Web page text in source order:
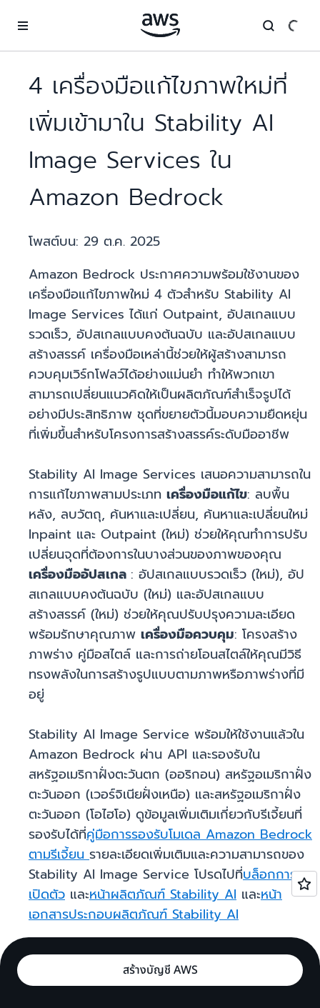
4 เครื่องมือแก้ไขภาพใหม่ที่
เพิ่มเข้ามาใน Stability AI
Image Services ใน
Amazon Bedrock
โพสต์บน: 29 ต.ค. 2025
Amazon Bedrock ประกาศความพร้อมใช้งานของ
เครื่องมือแก้ไขภาพใหม่ 4 ตัวสำหรับ Stability AI
Image Services ได้แก่ Outpaint, อัปสเกลแบบ
รวดเร็ว, อัปสเกลแบบคงต้นฉบับ และอัปสเกลแบบ
สร้างสรรค์ เครื่องมือเหล่านี้ช่วยให้ผู้สร้างสามารถ
ควบคุมเวิร์กโฟลว์ได้อย่างแม่นยำ ทำให้พวกเขา
สามารถเปลี่ยนแนวคิดให้เป็นผลิตภัณฑ์สำเร็จรูปได้
อย่างมีประสิทธิภาพ ชุดที่ขยายตัวนี้มอบความยืดหยุ่น
ที่เพิ่มขึ้นสำหรับโครงการสร้างสรรค์ระดับมืออาชีพ
Stability AI Image Services เสนอความสามารถใน
การแก้ไขภาพสามประเภท เครื่องมือแก้ไข: ลบพื้น
หลัง, ลบวัตถุ, ค้นหาและเปลี่ยน, ค้นหาและเปลี่ยนใหม่
Inpaint และ Outpaint (ใหม่) ช่วยให้คุณทำการปรับ
เปลี่ยนจุดที่ต้องการในบางส่วนของภาพของคุณ
เครื่องมืออัปสเกล : อัปสเกลแบบรวดเร็ว (ใหม่), อัป
สเกลแบบคงต้นฉบับ (ใหม่) และอัปสเกลแบบ
สร้างสรรค์ (ใหม่) ช่วยให้คุณปรับปรุงความละเอียด
พร้อมรักษาคุณภาพ เครื่องมือควบคุม: โครงสร้าง
ภาพร่าง คู่มือสไตล์ และการถ่ายโอนสไตล์ให้คุณมีวิธี
ทรงพลังในการสร้างรูปแบบตามภาพหรือภาพร่างที่มี
อยู่
Stability AI Image Service พร้อมให้ใช้งานแล้วใน
Amazon Bedrock ผ่าน API และรองรับใน
สหรัฐอเมริกาฝั่งตะวันตก (ออริกอน) สหรัฐอเมริกาฝั่ง
ตะวันออก (เวอร์จิเนียฝั่งเหนือ) และสหรัฐอเมริกาฝั่ง
ตะวันออก (โอไฮโอ) ดูข้อมูลเพิ่มเติมเกี่ยวกับรีเจี้ยนที่
รองรับได้ที่คู่มือการรองรับโมเดล Amazon Bedrock
ตามรีเจี้ยนรายละเอียดเพิ่มเติมและความสามารถของ
Stability AI Image Service โปรดไปที่บล็อกการ
เปิดตัว และหน้าผลิตภัณฑ์ Stability AI และหน้า
เอกสารประกอบผลิตภัณฑ์ Stability AI
สร้างบัญชี AWS